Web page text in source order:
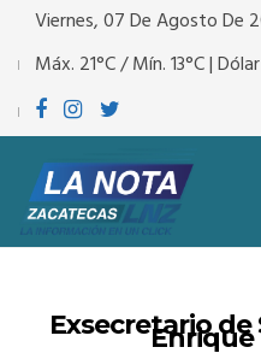
Viernes, 07 De Agosto De
Máx. 21°C / Mín. 13°C |
Exsecretario
Enrique